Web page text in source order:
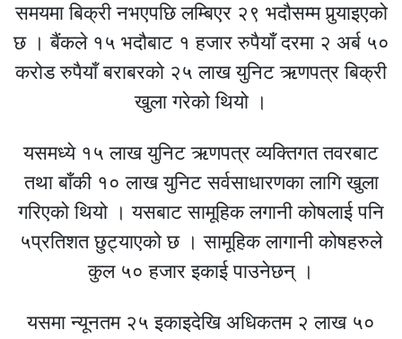
समयमा बिक्री नभएपछि लम्बिएर २९ भदौसम्म पुर्‍याइएको
छ । बैंकले १५ भदौबाट १ हजार रुपैयाँ दरमा २ अर्ब ५०
करोड रुपैयाँ बराबरको २५ लाख युनिट ऋणपत्र बिक्री
खुला गरेको थियो ।
यसमध्ये १५ लाख युनिट ऋणपत्र व्यक्तिगत तवरबाट
तथा बाँकी १० लाख युनिट सर्वसाधारणका लागि खुला
गरिएको थियो । यसबाट सामूहिक लगानी कोषलाई पनि
५प्रतिशत छुट्याएको छ । सामूहिक लागानी कोषहरुले
कुल ५० हजार इकाई पाउनेछन् ।
यसमा न्यूनतम २५ इकाइदेखि अधिकतम २ लाख ५०